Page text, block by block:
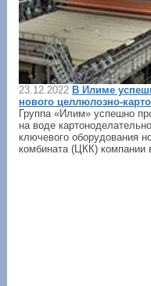
23.12.2022 В Илиме
нового целлюлозно-
Группа «Илим» успешно
на воде
ключевого оборудования
комбината (ЦКК) компании